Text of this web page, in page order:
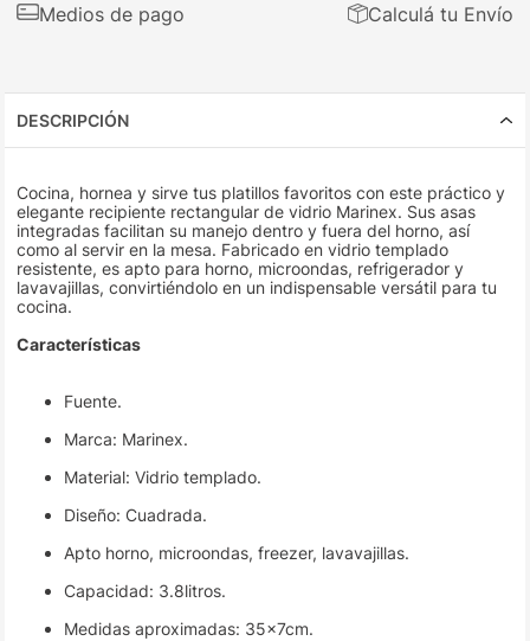
Medios de pago Calculá tu Envío
DESCRIPCIÓN
Cocina, hornea y sirve tus platillos favoritos con este práctico y
elegante recipiente rectangular de vidrio Marinex. Sus asas
integradas facilitan su manejo dentro y fuera del horno, así
como al servir en la mesa. Fabricado en vidrio templado
resistente, es apto para horno, microondas, refrigerador y
lavavajillas, convirtiéndolo en un indispensable versátil para tu
cocina.
Características
Fuente.
Marca: Marinex.
Material: Vidrio templado.
Diseño: Cuadrada.
Apto horno, microondas, freezer, lavavajillas.
Capacidad: 3.8litros.
Medidas aproximadas: 35x7cm.